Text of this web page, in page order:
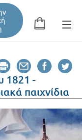
1821 -
παιχνίδια